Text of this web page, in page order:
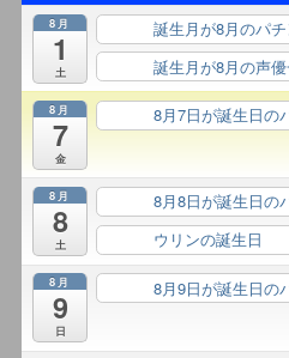
8月
1
土
誕生月が8月のパ
誕生月が8月の声
8月
7
金
8月7日が誕生日の
8月
8
土
8月8日が誕生日の
ウリンの誕生日
8月
9
日
8月9日が誕生日の